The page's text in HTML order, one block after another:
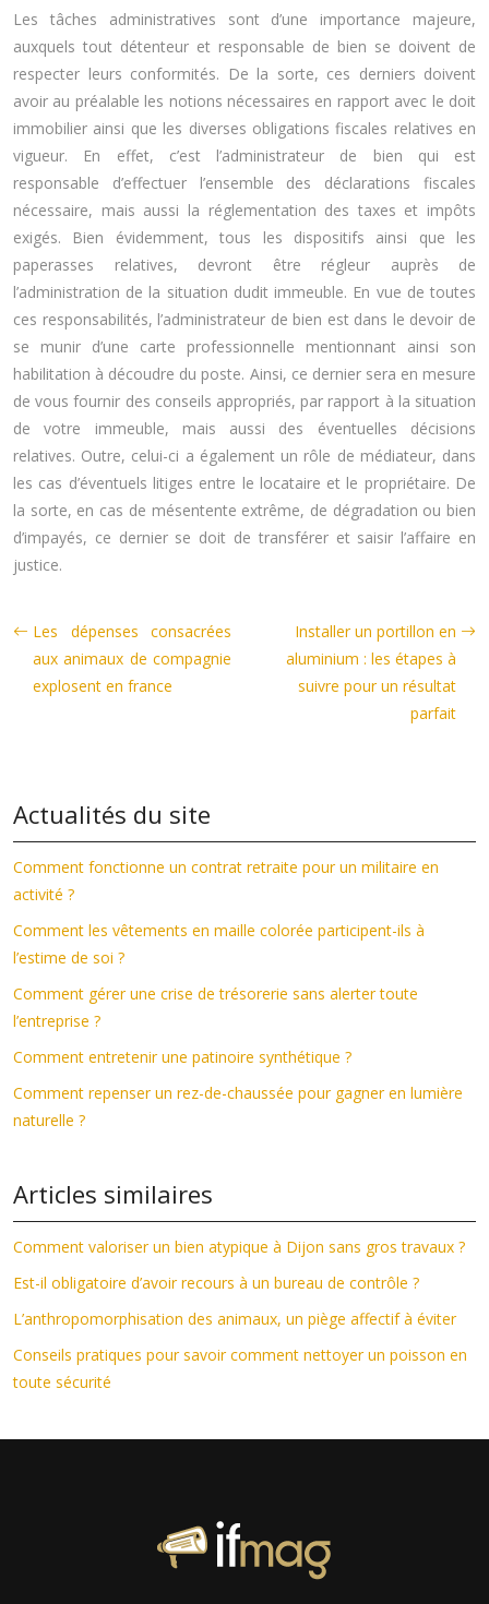
Les tâches administratives sont d’une importance majeure,
auxquels tout détenteur et responsable de bien se doivent de
respecter leurs conformités. De la sorte, ces derniers doivent
avoir au préalable les notions nécessaires en rapport avec le doit
immobilier ainsi que les diverses obligations fiscales relatives en
vigueur. En effet, c’est l’administrateur de bien qui est
responsable d’effectuer l’ensemble des déclarations fiscales
nécessaire, mais aussi la réglementation des taxes et impôts
exigés. Bien évidemment, tous les dispositifs ainsi que les
paperasses relatives, devront être régleur auprès de
l’administration de la situation dudit immeuble. En vue de toutes
ces responsabilités, l’administrateur de bien est dans le devoir de
se munir d’une carte professionnelle mentionnant ainsi son
habilitation à découdre du poste. Ainsi, ce dernier sera en mesure
de vous fournir des conseils appropriés, par rapport à la situation
de votre immeuble, mais aussi des éventuelles décisions
relatives. Outre, celui-ci a également un rôle de médiateur, dans
les cas d’éventuels litiges entre le locataire et le propriétaire. De
la sorte, en cas de mésentente extrême, de dégradation ou bien
d’impayés, ce dernier se doit de transférer et saisir l’affaire en
justice.
Les dépenses consacrées
aux animaux de compagnie
explosent en france
Installer un portillon en
aluminium : les étapes à
suivre pour un résultat
parfait
Actualités du site
Comment fonctionne un contrat retraite pour un militaire en
activité ?
Comment les vêtements en maille colorée participent-ils à
l’estime de soi ?
Comment gérer une crise de trésorerie sans alerter toute
l’entreprise ?
Comment entretenir une patinoire synthétique ?
Comment repenser un rez-de-chaussée pour gagner en lumière
naturelle ?
Articles similaires
Comment valoriser un bien atypique à Dijon sans gros travaux ?
Est-il obligatoire d’avoir recours à un bureau de contrôle ?
L’anthropomorphisation des animaux, un piège affectif à éviter
Conseils pratiques pour savoir comment nettoyer un poisson en
toute sécurité